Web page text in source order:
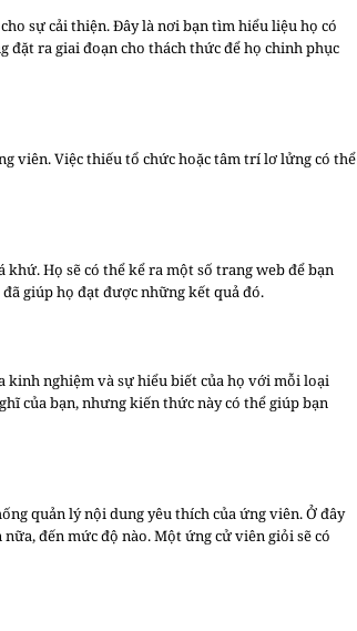
sự cải thiện. Đây là nơi bạn tìm hiểu liệu họ có
đặt ra giai đoạn cho thách thức để họ chinh phục
viên. Việc thiếu tổ chức hoặc tâm trí lơ lửng có thể
khứ. Họ sẽ có thể kể ra một số trang web để bạn
giúp họ đạt được những kết quả đó.
kinh nghiệm và sự hiểu biết của họ với mỗi loại
của bạn, nhưng kiến thức này có thể giúp bạn
quản lý nội dung yêu thích của ứng viên. Ở đây
đến mức độ nào. Một ứng cử viên giỏi sẽ có